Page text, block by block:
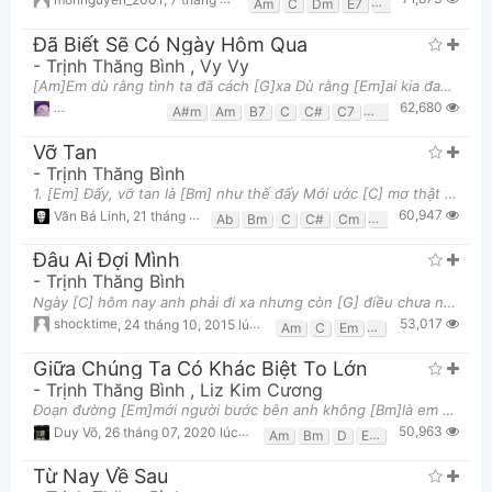
Am C Dm E7 Em F G
Đã Biết Sẽ Có Ngày Hôm Qua
- Trịnh Thăng Bình , Vy Vy
[Am]Em dù rằng tình ta đã cách [G]xa Dù rằng [Em]ai kia đang đứng chờ [F]em Hãy ở lại đây hãy đứn
Lê Tài Nhật Minh 9 tháng 10, 2018 lúc 12:33pm
A#m Am B7 C C# C7 D#m Dm E7
62,680
Vỡ Tan
- Trịnh Thăng Bình
1. [Em] Đấy, vỡ tan là [Bm] như thế đấy Mới ước [C] mơ thật nhiều mộng mơ thật nhiều Đến [G] khi đ
Văn Bá Linh 21 tháng 12, 2016 lúc 01:11pm Ab Bm C C# Cm D Eb Em
60,947
Đâu Ai Đợi Mình
- Trịnh Thăng Bình
Ngày [C] hôm nay anh phải đi xa nhưng còn [G] điều chưa nỡ Dành [Am] cho em đôi lời nhưng anh ngại
shocktime 24 tháng 10, 2015 lúc 11:55am Am C Em F G53,017
Giữa Chúng Ta Có Khác Biệt To Lớn
- Trịnh Thăng Bình , Liz Kim Cương
Đoạn đường [Em]mới người bước bên anh không [Bm]là em nữa Anh [Am]đã cảm thấy thoải [D]mái chút nà
Duy Võ 26 tháng 07, 2020 lúc 09:11pm Am Bm D Em G50,963
Từ Nay Về Sau